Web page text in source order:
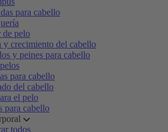
para cabello
de pelo
y crecimiento del cabello
y peines para cabello
para cabello
del cabello
el pelo
para cabello
todos